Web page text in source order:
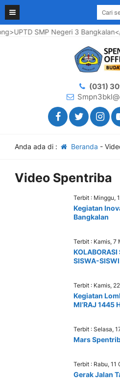
SMP Negeri 3 Bangkalan</
(031)
Anda ada di : Beranda -
Video Spentriba
Terbit : Minggu,
Kegiatan
Bangkalan
Terbit : Kamis, 7
KOLABORASI
SISWA-
Terbit : Kamis,
Kegiatan
MI’RAJ 1445
Terbit : Selasa,
Mars
Terbit : Rabu, 11
Gerak Jalan